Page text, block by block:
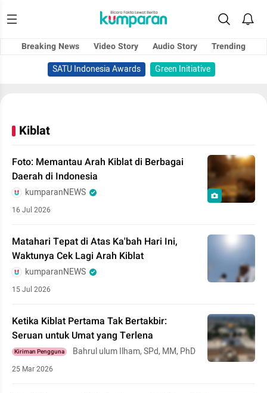
Breaking News Video Story Audio Story
Trending
SATU Indonesia Awards
Green Initiative
Kiblat
Foto: Memantau Arah Kiblat di Berbagai
Daerah di Indonesia
kumparanNEWS
16 Jul 2026
Matahari Tepat di Atas Ka'bah Hari Ini,
Waktunya Cek Lagi Arah Kiblat
kumparanNEWS
15 Jul 2026
Ketika Kiblat Pertama Tak Bertakbir:
Seruan untuk Umat yang Terlena
Kiriman Pengguna Bahrul ulum Ilham, SPd, MM, PhD
25 Mar 2026